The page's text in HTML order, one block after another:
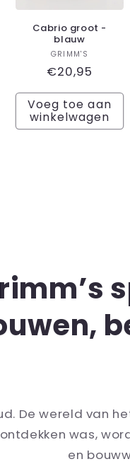
Cabrio groot -
blauw
Verkoper:
GRIMM'S
Normale
prijs
€20,95
Voeg toe aan
winkelwagen
De wereld van
was,
en